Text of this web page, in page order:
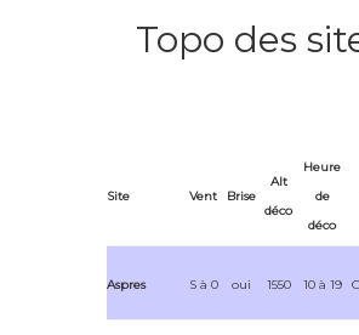
Topo des
Site Vent Brise
Alt
déco
Heure
de
déco
Aspres S à 0 oui 1550 10 à 19